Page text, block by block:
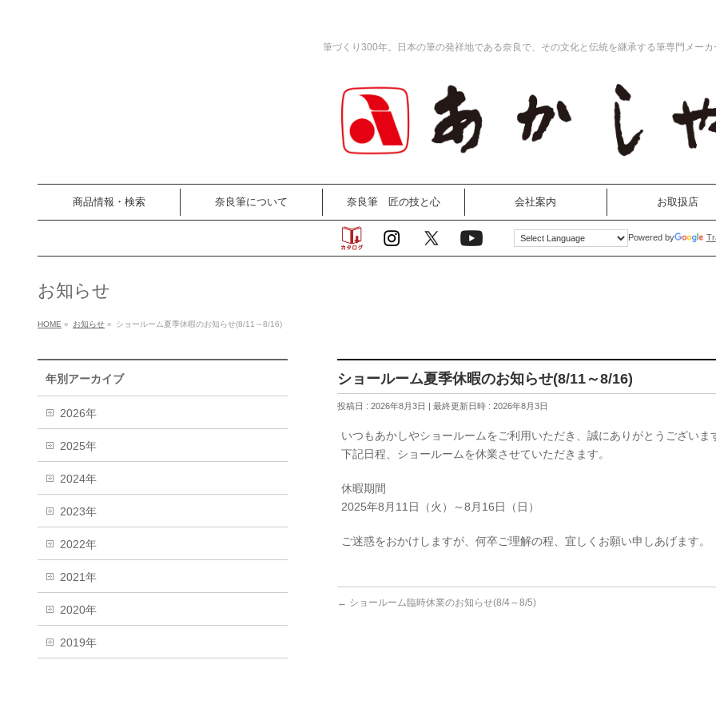
筆づくり300年。日本の筆の発祥地である奈良で、その文化と伝統を継承する筆専門メーカ
商品情報・検索 奈良筆について 奈良筆 匠の技と心 会社案内 お取扱店
Powered by
お知らせ
HOME » お知らせ » ショールーム夏季休暇のお知らせ(8/11～8/16)
ショールーム夏季休暇のお知らせ(8/11～8/16)
投稿日 : 2026年8月3日 最終更新日時 : 2026年8月3日
いつもあかしやショールームをご利用いただき、誠にありがとうございま
下記日程、ショールームを休業させていただきます。
休暇期間
2025年8月11日（火）～8月16日
（日）
ご迷惑をおかけしますが、何卒ご理解の程、宜しくお願い申しあげます。
← ショールーム臨時休業のお知らせ(8/4～8/5)
年別アーカイブ
2026年
2025年
2024年
2023年
2022年
2021年
2020年
2019年